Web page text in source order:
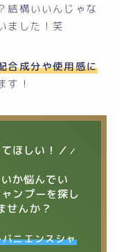
結構いいんじゃな
ました！笑
合成分や使用感に
す！
ほしい！／ ／
か悩んでい
ンプーを探し
せんか？
ニエンスシャ